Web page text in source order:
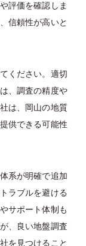
評価を確認しま
信頼性が高いと
ください。適切
、調査の精度や
は、岡山の地質
供できる可能性
系が明確で追加
ラブルを避ける
サポート体制も
、良い地盤調査
を見つけること